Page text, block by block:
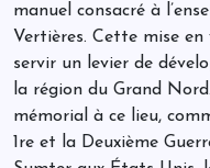
manuel consacré à
Vertières. Cette mise
servir un levier de
la région du Grand
mémorial à ce lieu,
1re et la Deuxième